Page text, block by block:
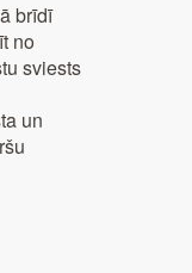
brīdī
no
sviests
un